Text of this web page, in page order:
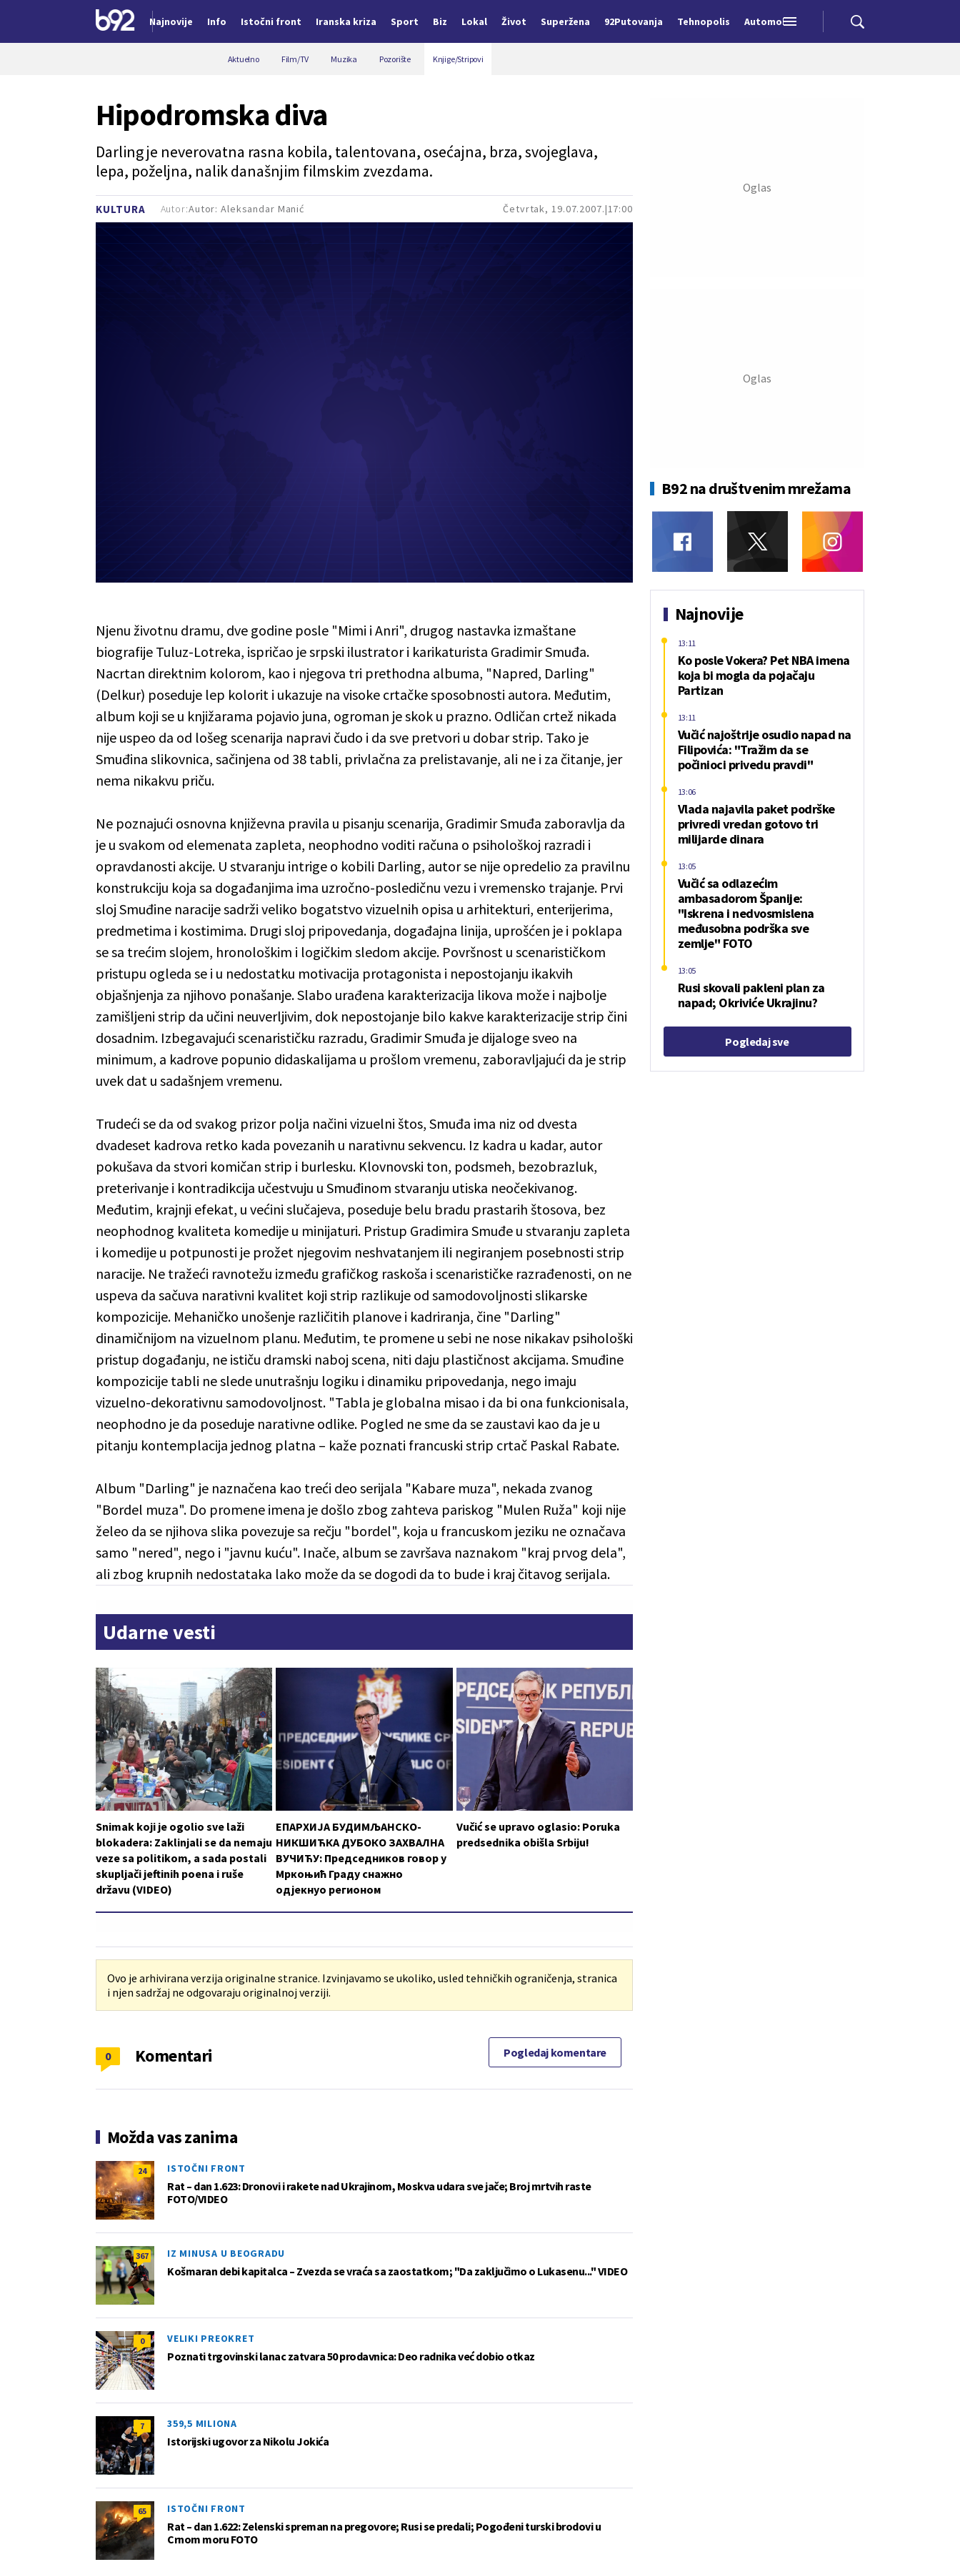
Najnovije Info Istočni front Iranska kriza Sport Biz Lokal Život Superžena 92Putovanja Tehnopolis Automobili
Aktuelno Film/TV Muzika Pozorište Knjige/Stripovi
KULTURA Četvrtak, 19.07.2007. 17:00
Hipodromska diva
Darling je neverovatna rasna kobila, talentovana, osećajna, brza, svojeglava,
lepa, poželjna, nalik današnjim filmskim zvezdama.
Autor:Autor: Aleksandar Manić
Njenu životnu dramu, dve godine posle "Mimi i Anri", drugog nastavka izmaštane
biografije Tuluz-Lotreka, ispričao je srpski ilustrator i karikaturista Gradimir Smuđa.
Nacrtan direktnim kolorom, kao i njegova tri prethodna albuma, "Napred, Darling"
(Delkur) poseduje lep kolorit i ukazuje na visoke crtačke sposobnosti autora. Međutim,
album koji se u knjižarama pojavio juna, ogroman je skok u prazno. Odličan crtež nikada
nije uspeo da od lošeg scenarija napravi čudo i da sve pretvori u dobar strip. Tako je
Smuđina slikovnica, sačinjena od 38 tabli, privlačna za prelistavanje, ali ne i za čitanje, jer
nema nikakvu priču.
Ne poznajući osnovna književna pravila u pisanju scenarija, Gradimir Smuđa zaboravlja da
je u svakom od elemenata zapleta, neophodno voditi računa o psihološkoj razradi i
opravdanosti akcije. U stvaranju intrige o kobili Darling, autor se nije opredelio za pravilnu
konstrukciju koja sa događanjima ima uzročno-posledičnu vezu i vremensko trajanje. Prvi
sloj Smuđine naracije sadrži veliko bogatstvo vizuelnih opisa u arhitekturi, enterijerima,
predmetima i kostimima. Drugi sloj pripovedanja, događajna linija, uprošćen je i poklapa
se sa trećim slojem, hronološkim i logičkim sledom akcije. Površnost u scenarističkom
pristupu ogleda se i u nedostatku motivacija protagonista i nepostojanju ikakvih
objašnjenja za njihovo ponašanje. Slabo urađena karakterizacija likova može i najbolje
zamišljeni strip da učini neuverljivim, dok nepostojanje bilo kakve karakterizacije strip čini
dosadnim. Izbegavajući scenarističku razradu, Gradimir Smuđa je dijaloge sveo na
minimum, a kadrove popunio didaskalijama u prošlom vremenu, zaboravljajući da je strip
uvek dat u sadašnjem vremenu.
Trudeći se da od svakog prizor polja načini vizuelni štos, Smuđa ima niz od dvesta
dvadeset kadrova retko kada povezanih u narativnu sekvencu. Iz kadra u kadar, autor
pokušava da stvori komičan strip i burlesku. Klovnovski ton, podsmeh, bezobrazluk,
preterivanje i kontradikcija učestvuju u Smuđinom stvaranju utiska neočekivanog.
Međutim, krajnji efekat, u većini slučajeva, poseduje belu bradu prastarih štosova, bez
neophodnog kvaliteta komedije u minijaturi. Pristup Gradimira Smuđe u stvaranju zapleta
i komedije u potpunosti je prožet njegovim neshvatanjem ili negiranjem posebnosti strip
naracije. Ne tražeći ravnotežu između grafičkog raskoša i scenarističke razrađenosti, on ne
uspeva da sačuva narativni kvalitet koji strip razlikuje od samodovoljnosti slikarske
kompozicije. Mehaničko unošenje različitih planove i kadriranja, čine "Darling"
dinamičnijom na vizuelnom planu. Međutim, te promene u sebi ne nose nikakav psihološki
pristup događanju, ne ističu dramski naboj scena, niti daju plastičnost akcijama. Smuđine
kompozicije tabli ne slede unutrašnju logiku i dinamiku pripovedanja, nego imaju
vizuelno-dekorativnu samodovoljnost. "Tabla je globalna misao i da bi ona funkcionisala,
neophodno je da poseduje narativne odlike. Pogled ne sme da se zaustavi kao da je u
pitanju kontemplacija jednog platna – kaže poznati francuski strip crtač Paskal Rabate.
Album "Darling" je naznačena kao treći deo serijala "Kabare muza", nekada zvanog
"Bordel muza". Do promene imena je došlo zbog zahteva pariskog "Mulen Ruža" koji nije
želeo da se njihova slika povezuje sa rečju "bordel", koja u francuskom jeziku ne označava
samo "nered", nego i "javnu kuću". Inače, album se završava naznakom "kraj prvog dela",
ali zbog krupnih nedostataka lako može da se dogodi da to bude i kraj čitavog serijala.
Udarne vesti
Snimak koji je ogolio sve laži
blokadera: Zaklinjali se da nemaju
veze sa politikom, a sada postali
skupljači jeftinih poena i ruše
državu (VIDEO)
ЕПАРХИЈА БУДИМЉАНСКО-
НИКШИЋКА ДУБОКО ЗАХВАЛНА
ВУЧИЋУ: Председников говор у
Мркоњић Граду снажно
одјекнуо регионом
Vučić se upravo oglasio: Poruka
predsednika obišla Srbiju!
Ovo je arhivirana verzija originalne stranice. Izvinjavamo se ukoliko, usled tehničkih ograničenja, stranica
i njen sadržaj ne odgovaraju originalnoj verziji.
Komentari
0 Pogledaj komentare
Možda vas zanima
24 ISTOČNI FRONT
Rat – dan 1.623: Dronovi i rakete nad Ukrajinom, Moskva udara sve jače; Broj mrtvih raste
FOTO/VIDEO
367 IZ MINUSA U BEOGRADU
Košmaran debi kapitalca – Zvezda se vraća sa zaostatkom; "Da zaključimo o Lukasenu..." VIDEO
0 VELIKI PREOKRET
Poznati trgovinski lanac zatvara 50 prodavnica: Deo radnika već dobio otkaz
7 359,5 MILIONA
Istorijski ugovor za Nikolu Jokića
65 ISTOČNI FRONT
Rat – dan 1.622: Zelenski spreman na pregovore; Rusi se predali; Pogođeni turski brodovi u
Crnom moru FOTO
B92 na društvenim mrežama
Najnovije
Ko posle Vokera? Pet NBA imena
koja bi mogla da pojačaju
Partizan
13:11
Vučić najoštrije osudio napad na
Filipovića: "Tražim da se
počinioci privedu pravdi"
13:11
Vlada najavila paket podrške
privredi vredan gotovo tri
milijarde dinara
13:06
Vučić sa odlazećim
ambasadorom Španije:
"Iskrena i nedvosmislena
međusobna podrška sve
zemlje" FOTO
13:05
Rusi skovali pakleni plan za
napad; Okriviće Ukrajinu?
13:05
Pogledaj sve